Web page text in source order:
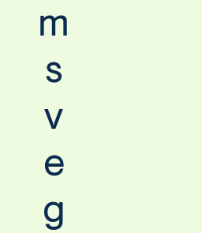
m
s
v
e
g